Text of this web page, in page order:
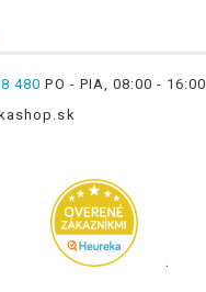
480 PO - PIA, 08:00 - 16:00
.